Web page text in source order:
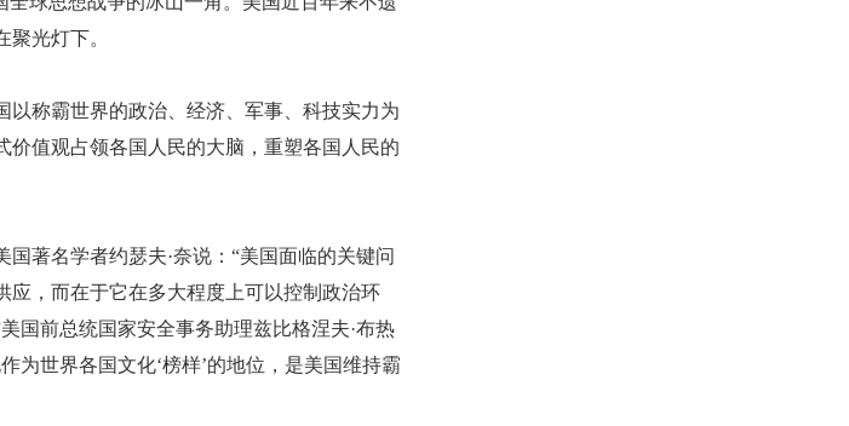
光灯下。
以称霸世界的政治、经济、军事、科技实力为
值观占领各国人民的大脑，重塑各国人民的
国著名学者约瑟夫·奈说：“美国面临的关键问
应，而在于它在多大程度上可以控制政治环
国前总统国家安全事务助理兹比格涅夫·布热
为世界各国文化‘榜样’的地位，是美国维持霸